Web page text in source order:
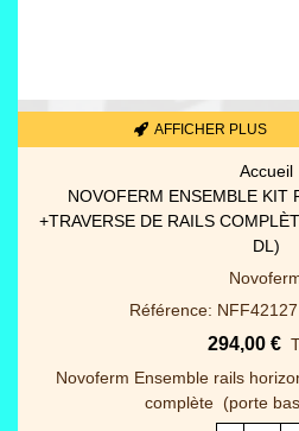
AFFICHER PLUS
Accueil
NOVOFERM ENSEMBLE KIT
+TRAVERSE DE RAILS
DL)
Référence:
294,00 €
Novoferm Ensemble rails
complète (porte